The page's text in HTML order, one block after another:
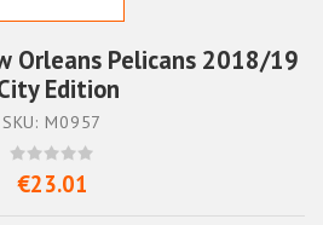
Orleans Pelicans 2018/19
Edition
SKU: M0957
€23.01